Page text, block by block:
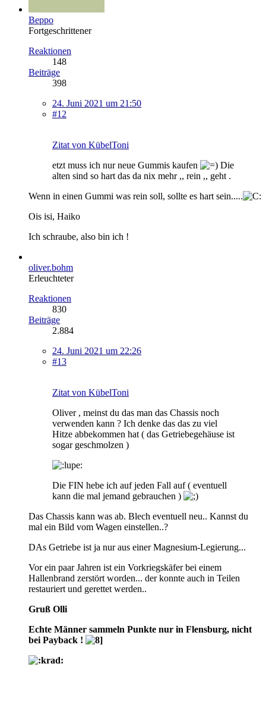
Beppo
Fortgeschrittener
Reaktionen
148
Beiträge
398
24. Juni 2021 um 21:50
#12
Zitat von KübelToni
etzt muss ich nur neue Gummis kaufen
Die
alten sind so hart das da nix mehr ,, rein ,, geht .
Wenn in einen Gummi was rein soll, sollte es hart sein.....
Ois isi, Haiko
Ich schraube, also bin ich !
oliver.bohm
Erleuchteter
Reaktionen
830
Beiträge
2.884
24. Juni 2021 um 22:26
#13
Zitat von KübelToni
Oliver , meinst du das man das Chassis noch
verwenden kann ? Ich denke das das zu viel
Hitze abbekommen hat ( das Getriebegehäuse ist
sogar geschmolzen )
Die FIN hebe ich auf jeden Fall auf ( eventuell
kann die mal jemand gebrauchen )
Das Chassis kann was ab. Blech eventuell neu.. Kannst du
mal ein Bild vom Wagen einstellen..?
DAs Getriebe ist ja nur aus einer Magnesium-Legierung...
Vor ein paar Jahren ist ein Vorkriegskäfer bei einem
Hallenbrand zerstört worden... der konnte auch in Teilen
restauriert und gerettet werden..
Gruß Olli
Echte Männer sammeln Punkte nur in Flensburg, nicht
bei Payback !